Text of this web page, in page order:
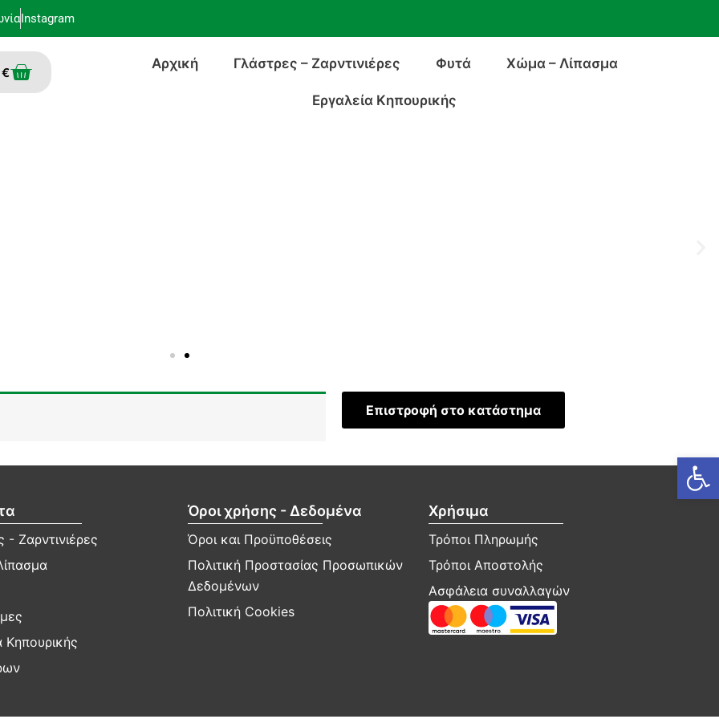
Instagram
€Cart Αρχική Γλάστρες – Ζαρντινιέρες Φυτά Χώμα – Λίπασμα
Εργαλεία Κηπουρικής
Επιστροφή στο κατάστημα
- Ζαρντινιέρες
Κηπουρικής
Όροι χρήσης - Δεδομένα
Όροι και Προϋποθέσεις
Πολιτική Προστασίας Προσωπικών
Δεδομένων
Πολιτική Cookies
Χρήσιμα
Τρόποι Πληρωμής
Τρόποι Αποστολής
Ασφάλεια συναλλαγών